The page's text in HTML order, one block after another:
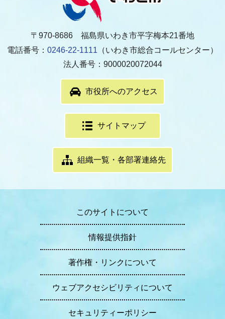
〒970-8686 福島県いわき市平字梅本21番地
電話番号： 0246-22-1111 （いわき市総合コールセンター）
法人番号：9000020072044
市役所へのアクセス
サイトマップ
組織一覧・各部署連絡先
このサイトについて
情報提供指針
著作権・リンクについて
ウェブアクセシビリティについて
セキュリティーポリシー